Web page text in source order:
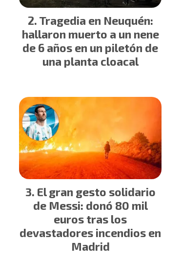
Tragedia en Neuquén:
hallaron muerto a un nene
de 6 años en un piletón de
una planta cloacal
El gran gesto solidario
de Messi: donó 80 mil
euros tras los
devastadores incendios en
Madrid